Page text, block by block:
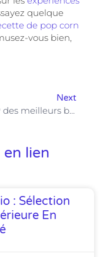
quelque
de pop corn
vous bien,
Next
Le TOP des meilleurs brunchs à Paris avec des enfants
lien
: Sélection
En